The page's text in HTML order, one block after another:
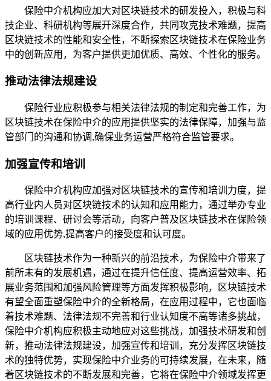
保险中介机构应加大对区块链技术的研发投入，积极与科
技企业、科研机构等展开深度合作，共同攻克技术难题，提高
区块链技术的性能和安全性，不断探索区块链技术在保险业务
中的创新应用，为客户提供更加优质、高效、个性化的服务。
推动法律法规建设
保险行业应积极参与相关法律法规的制定和完善工作，为
区块链技术在保险中介的应用提供坚实的法律保障，加强与监
管部门的沟通和协调,确保业务运营严格符合监管要求。
加强宣传和培训
保险中介机构应加强对区块链技术的宣传和培训力度，提
高行业内人员对区块链技术的认知和应用能力，通过举办专业
的培训课程、研讨会等活动，向客户普及区块链技术在保险领
域的应用优势,提高客户的接受度和认可度。
区块链技术作为一种新兴的前沿技术，为保险中介带来了
前所未有的发展机遇，通过在提升信任度、提高运营效率、拓
展业务范围和加强风险管理等方面发挥积极影响，区块链技术
有望全面重塑保险中介的全新格局，在应用过程中，它也面临
着技术难题、法律法规不完善和行业认知度不高等诸多挑战，
保险中介机构应积极主动地应对这些挑战，加强技术研发和创
新，推动法律法规建设，加强宣传和培训，充分发挥区块链技
术的独特优势，实现保险中介业务的可持续发展，在未来，随
着区块链技术的不断发展和完善，它将在保险中介领域发挥更